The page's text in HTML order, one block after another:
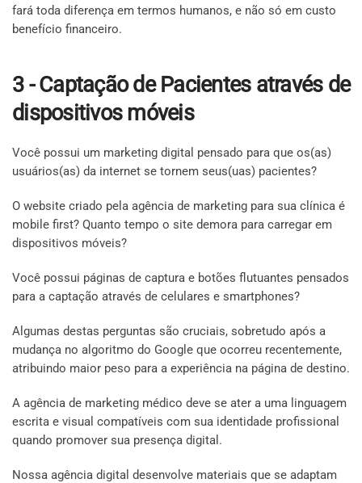
fará toda diferença em termos humanos, e não só em custo
benefício financeiro.
3 - Captação de Pacientes através de
dispositivos móveis
Você possui um marketing digital pensado para que os(as)
usuários(as) da internet se tornem seus(uas) pacientes?
O website criado pela agência de marketing para sua clínica é
mobile first? Quanto tempo o site demora para carregar em
dispositivos móveis?
Você possui páginas de captura e botões flutuantes pensados
para a captação através de celulares e smartphones?
Algumas destas perguntas são cruciais, sobretudo após a
mudança no algoritmo do Google que ocorreu recentemente,
atribuindo maior peso para a experiência na página de destino.
A agência de marketing médico deve se ater a uma linguagem
escrita e visual compatíveis com sua identidade profissional
quando promover sua presença digital.
Nossa agência digital desenvolve materiais que se adaptam